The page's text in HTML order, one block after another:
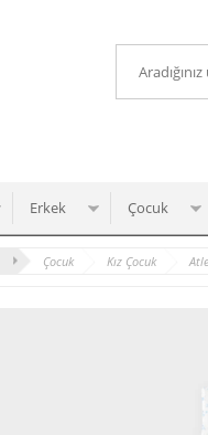
Erkek Çocuk
Çocuk Kız Çocuk